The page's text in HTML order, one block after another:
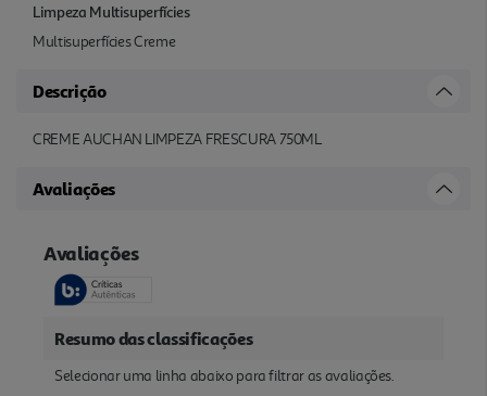
Limpeza Multisuperfícies
Multisuperfícies Creme
Descrição
CREME AUCHAN LIMPEZA FRESCURA 750ML
Avaliações